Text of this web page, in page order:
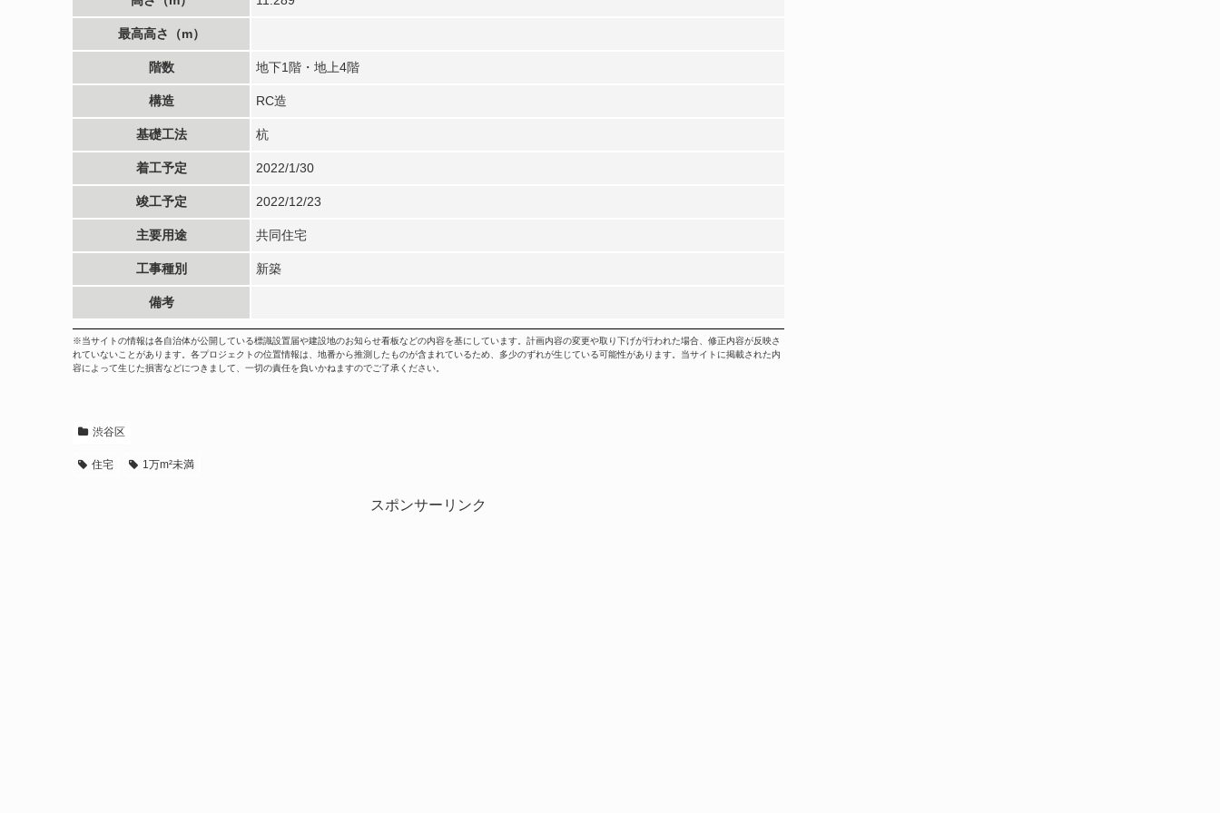
最高高さ（m）
階数 地下1階・地上4階
構造 RC造
基礎工法 杭
着工予定 2022/1/30
竣工予定 2022/12/23
主要用途 共同住宅
工事種別 新築
備考
※当サイトの情報は各自治体が公開している標識設置届や建設地のお知らせ看板などの内容を基にしています。計画内容の変更や取り下げが行われた場合、修正内容が反映さ
れていないことがあります。各プロジェクトの位置情報は、地番から推測したものが含まれているため、多少のずれが生じている可能性があります。当サイトに掲載された内
容によって生じた損害などにつきまして、一切の責任を負いかねますのでご了承ください。
渋谷区
住宅 1万m²未満
スポンサーリンク